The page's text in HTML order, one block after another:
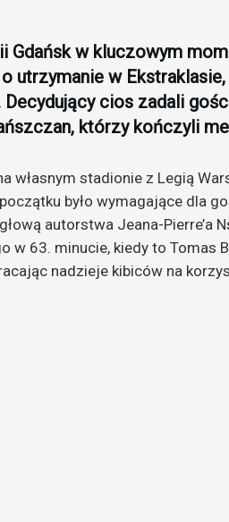
Gdańsk w kluczowym
utrzymanie w
Decydujący cios zadali
którzy kończyli
własnym stadionie z Legią
było wymagające dla
autorstwa Jeana-Pierre’a
w 63. minucie, kiedy to Tomas
nadzieje kibiców na